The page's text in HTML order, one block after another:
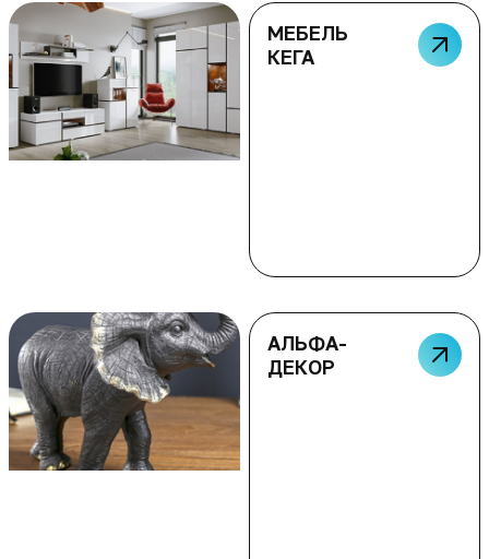
МЕБЕЛЬ
КЕГА
АЛЬФА-
ДЕКОР